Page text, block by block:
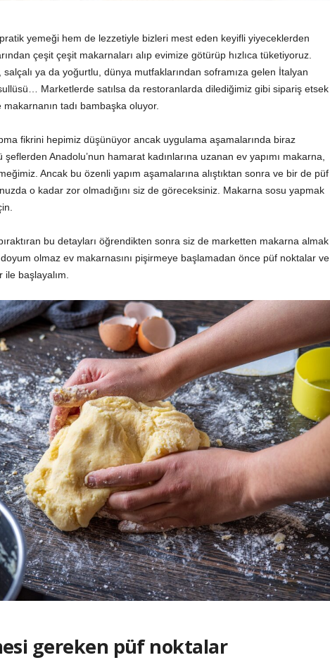
yemeği hem de lezzetiyle bizleri mest eden keyifli yiyeceklerden
çeşit çeşit makarnaları alıp evimize götürüp hızlıca tüketiyoruz.
salçalı ya da yoğurtlu, dünya mutfaklarından soframıza gelen İtalyan
Marketlerde satılsa da restoranlarda dilediğimiz gibi sipariş etsek
tadı bambaşka oluyor.
fikrini hepimiz düşünüyor ancak uygulama aşamalarında biraz
Anadolu’nun hamarat kadınlarına uzanan ev yapımı makarna,
Ancak bu özenli yapım aşamalarına alıştıktan sonra ve bir de püf
o kadar zor olmadığını siz de göreceksiniz. Makarna sosu yapmak
bu detayları öğrendikten sonra siz de marketten makarna almak
olmaz ev makarnasını pişirmeye başlamadan önce püf noktalar ve
başlayalım.
gereken püf noktalar